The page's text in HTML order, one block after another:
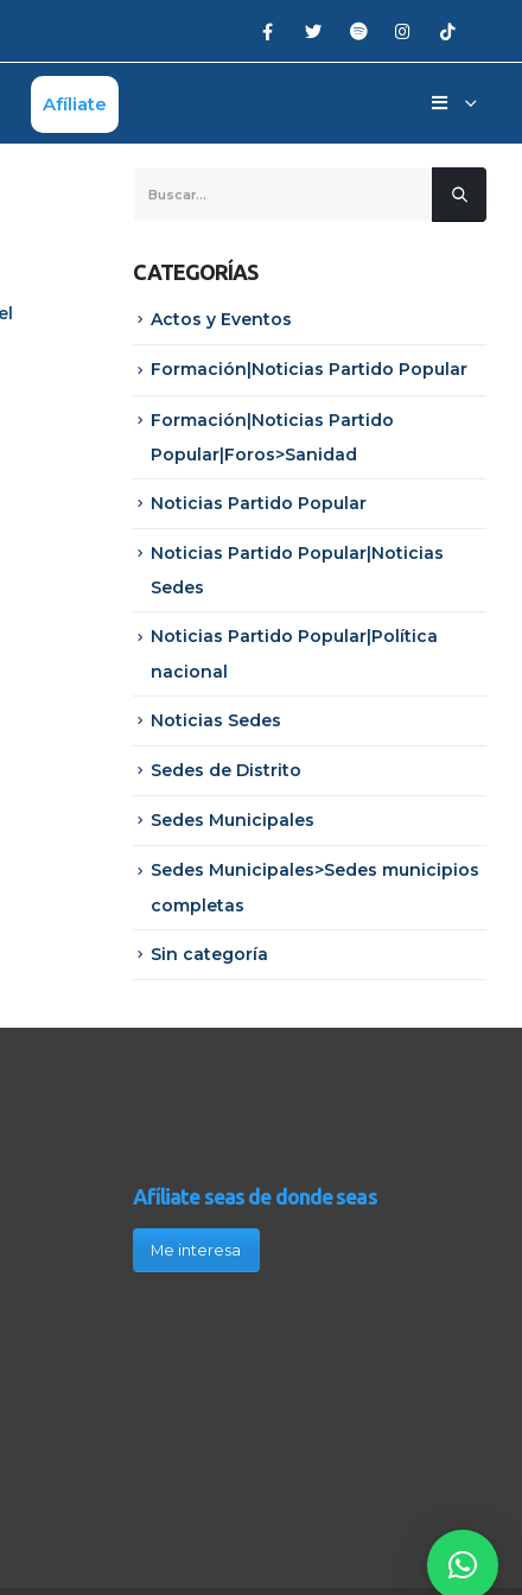
Afíliate
CATEGORÍAS
Actos y Eventos
Formación|Noticias Partido Popular
Formación|Noticias Partido
Popular|Foros>Sanidad
Noticias Partido Popular
Noticias Partido Popular|Noticias
Sedes
Noticias Partido Popular|Política
nacional
Noticias Sedes
Sedes de Distrito
Sedes Municipales
Sedes Municipales>Sedes municipios
completas
Sin categoría
Afíliate seas de donde seas
Me interesa